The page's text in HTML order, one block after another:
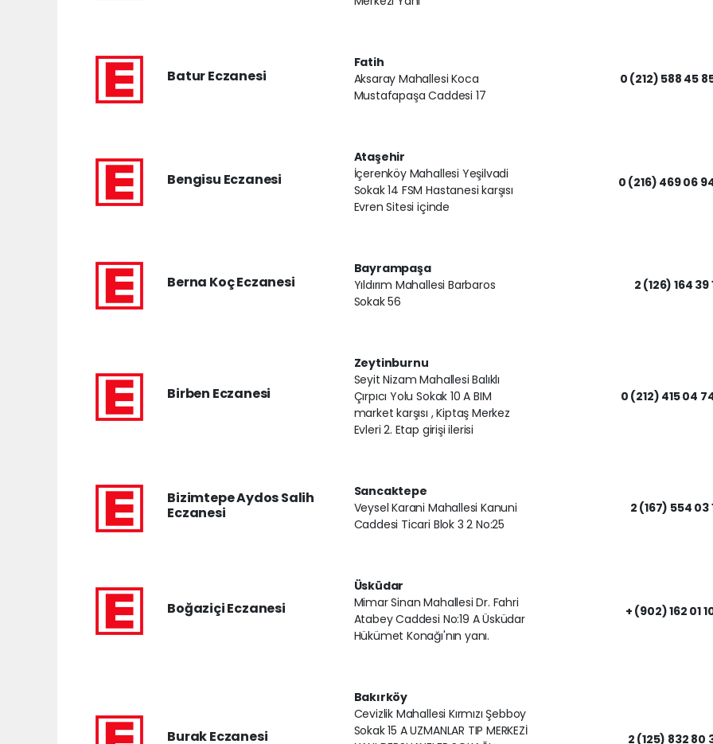
Batur Eczanesi
Fatih
Aksaray Mahallesi Koca
Mustafapaşa Caddesi 17
0 (212) 588 45
Bengisu Eczanesi
Ataşehir
İçerenköy Mahallesi Yeşilvadi
Sokak 14 FSM Hastanesi karşısı
Evren Sitesi içinde
0 (216) 469 06
Berna Koç Eczanesi
Bayrampaşa
Yıldırım Mahallesi Barbaros
Sokak 56
2 (126) 164 39
Birben Eczanesi
Zeytinburnu
Seyit Nizam Mahallesi Balıklı
Çırpıcı Yolu Sokak 10 A BIM
market karşısı , Kiptaş Merkez
Evleri 2. Etap girişi ilerisi
0 (212) 415 04
Bizimtepe Aydos Salih
Eczanesi
Sancaktepe
Veysel Karani Mahallesi Kanuni
Caddesi Ticari Blok 3 2 No:25
2 (167) 554 03
Boğaziçi Eczanesi
Üsküdar
Mimar Sinan Mahallesi Dr. Fahri
Atabey Caddesi No:19 A Üsküdar
Hükümet Konağı'nın yanı.
+ (902) 162 01
Burak Eczanesi
Bakırköy
Cevizlik Mahallesi Kırmızı Şebboy
Sokak 15 A UZMANLAR TIP MERKEZİ
2 (125) 832 80